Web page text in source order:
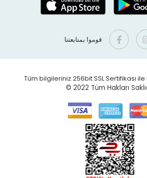
قوموا بمتابعتنا
Tüm bilgileriniz 256bit SSL Sertifikası
© 2022 Tüm Hakları